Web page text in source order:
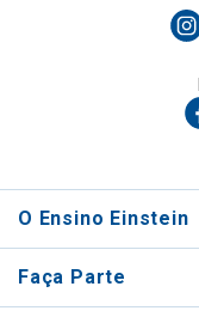
O Ensino Einstein
Faça Parte